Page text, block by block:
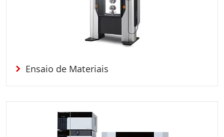
Ensaio de Materiais